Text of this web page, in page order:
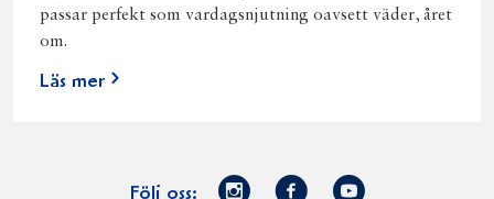
passar perfekt som vardagsnjutning oavsett väder, året
om.
Läs mer
Norrmejerier
Facebook
Youtube